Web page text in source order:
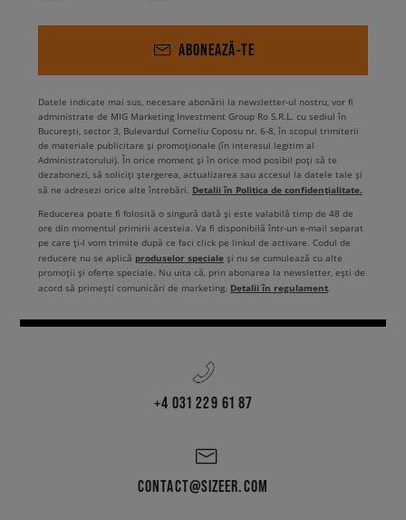
ABONEAZĂ-TE
Datele indicate mai sus, necesare abonării la newsletter-ul nostru, vor fi
administrate de MIG Marketing Investment Group Ro S.R.L. cu sediul în
București, sector 3, Bulevardul Corneliu Coposu nr. 6-8, în scopul trimiterii
de materiale publicitare și promoționale (în interesul legitim al
Administratorului). În orice moment și în orice mod posibil poți să te
dezabonezi, să soliciți ștergerea, actualizarea sau accesul la datele tale și
să ne adresezi orice alte întrebări. Detalii în Politica de confidențialitate.
Reducerea poate fi folosită o singură dată și este valabilă timp de 48 de
ore din momentul primirii acesteia. Va fi disponibilă într-un e-mail separat
pe care ți-l vom trimite după ce faci click pe linkul de activare. Codul de
reducere nu se aplică produselor speciale și nu se cumulează cu alte
promoții și oferte speciale. Nu uita că, prin abonarea la newsletter, ești de
acord să primești comunicări de marketing. Detalii în regulament
+4 031 229 61 87
CONTACT@SIZEER.COM